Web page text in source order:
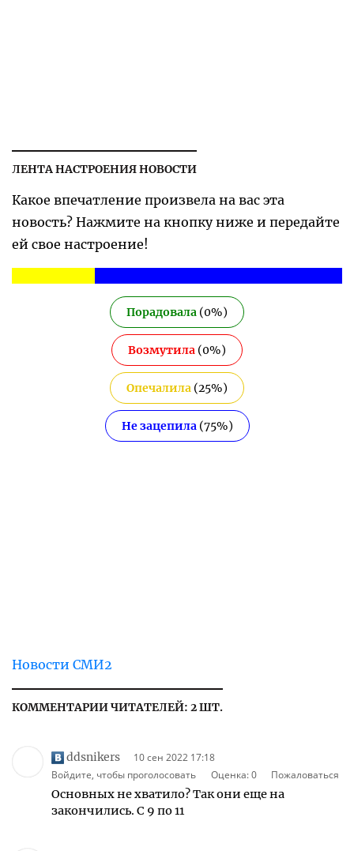
ЛЕНТА НАСТРОЕНИЯ НОВОСТИ
Какое впечатление произвела на вас эта
новость? Нажмите на кнопку ниже и передайте
ей свое настроение!
Порадовала (0%)
Возмутила (0%)
Опечалила (25%)
Не зацепила (75%)
Новости СМИ2
КОММЕНТАРИИ ЧИТАТЕЛЕЙ: 2 ШТ.
ddsnikers
10 сен 2022 17:18
Войдите, чтобы проголосовать
Оценка:0 Пожаловаться
Основных не хватило? Так они еще на
закончились. С 9 по 11